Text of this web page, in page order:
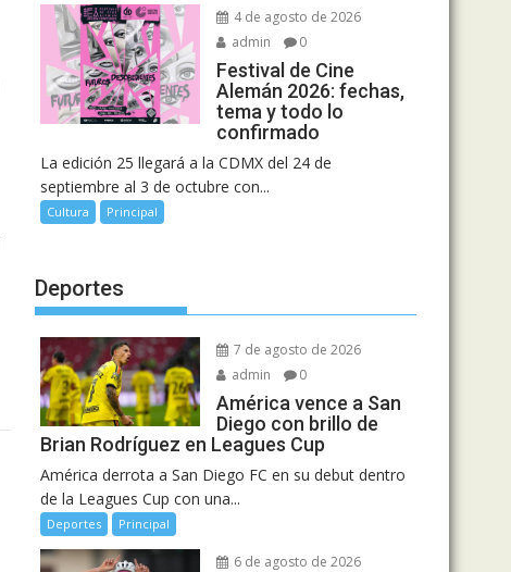
4 de agosto de 2026
admin
0
Festival de Cine
Alemán 2026: fechas,
tema y todo lo
confirmado
La edición 25 llegará a la CDMX del 24 de
septiembre al 3 de octubre con...
Cultura Principal
Deportes
7 de agosto de 2026
admin
0
América vence a San
Diego con brillo de
Brian Rodríguez en Leagues Cup
América derrota a San Diego FC en su debut dentro
de la Leagues Cup con una...
Deportes Principal
6 de agosto de 2026